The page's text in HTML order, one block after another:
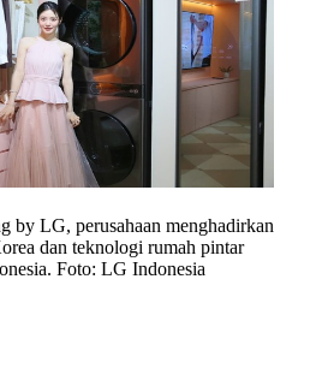
by LG, perusahaan menghadirkan
dan teknologi rumah pintar
Foto: LG Indonesia